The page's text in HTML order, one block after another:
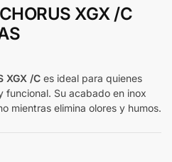
XGX /C
XGX /C es ideal para quienes
funcional. Su acabado en inox
mientras elimina olores y humos.